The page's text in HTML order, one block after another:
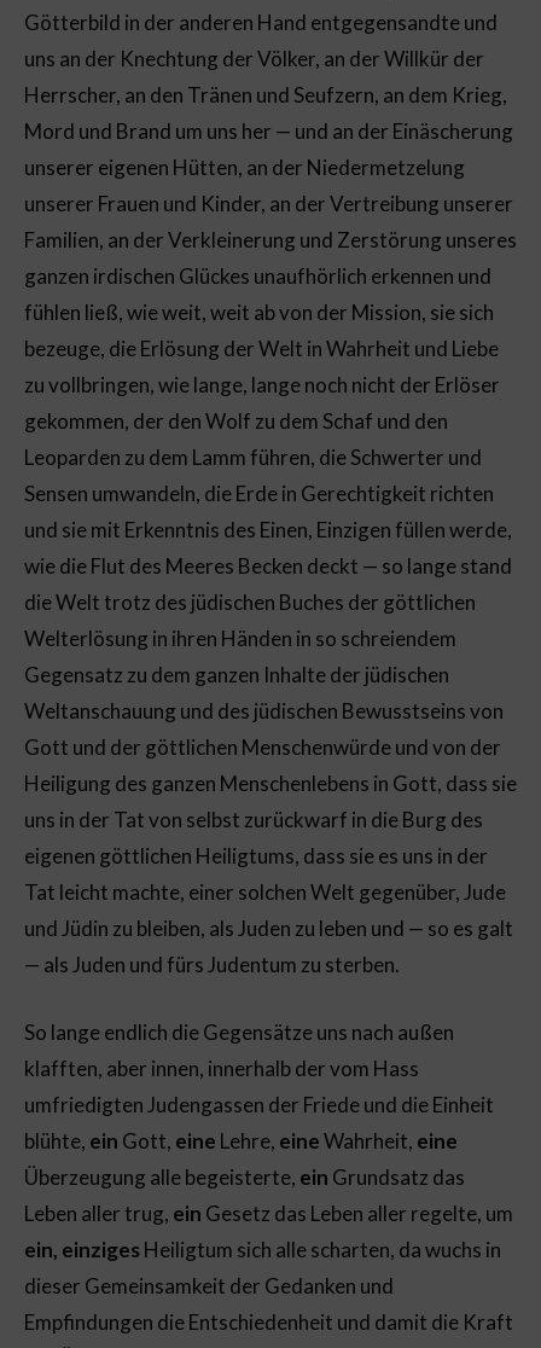
Götterbild in der anderen Hand entgegensandte und
uns an der Knechtung der Völker, an der Willkür der
Herrscher, an den Tränen und Seufzern, an dem Krieg,
Mord und Brand um uns her — und an der Einäscherung
unserer eigenen Hütten, an der Niedermetzelung
unserer Frauen und Kinder, an der Vertreibung unserer
Familien, an der Verkleinerung und Zerstörung unseres
ganzen irdischen Glückes unaufhörlich erkennen und
fühlen ließ, wie weit, weit ab von der Mission, sie sich
bezeuge, die Erlösung der Welt in Wahrheit und Liebe
zu vollbringen, wie lange, lange noch nicht der Erlöser
gekommen, der den Wolf zu dem Schaf und den
Leoparden zu dem Lamm führen, die Schwerter und
Sensen umwandeln, die Erde in Gerechtigkeit richten
und sie mit Erkenntnis des Einen, Einzigen füllen werde,
wie die Flut des Meeres Becken deckt — so lange stand
die Welt trotz des jüdischen Buches der göttlichen
Welterlösung in ihren Händen in so schreiendem
Gegensatz zu dem ganzen Inhalte der jüdischen
Weltanschauung und des jüdischen Bewusstseins von
Gott und der göttlichen Menschenwürde und von der
Heiligung des ganzen Menschenlebens in Gott, dass sie
uns in der Tat von selbst zurückwarf in die Burg des
eigenen göttlichen Heiligtums, dass sie es uns in der
Tat leicht machte, einer solchen Welt gegenüber, Jude
und Jüdin zu bleiben, als Juden zu leben und — so es galt
— als Juden und fürs Judentum zu sterben.
So lange endlich die Gegensätze uns nach außen
klafften, aber innen, innerhalb der vom Hass
umfriedigten Judengassen der Friede und die Einheit
blühte, ein Gott, eine Lehre, eineWahrheit, eine
Überzeugung alle begeisterte, ein Grundsatz das
Leben aller trug, ein Gesetz das Leben aller regelte, um
ein, einzigesHeiligtum sich alle scharten, da wuchs in
dieser Gemeinsamkeit der Gedanken und
Empfindungen die Entschiedenheit und damit die Kraft